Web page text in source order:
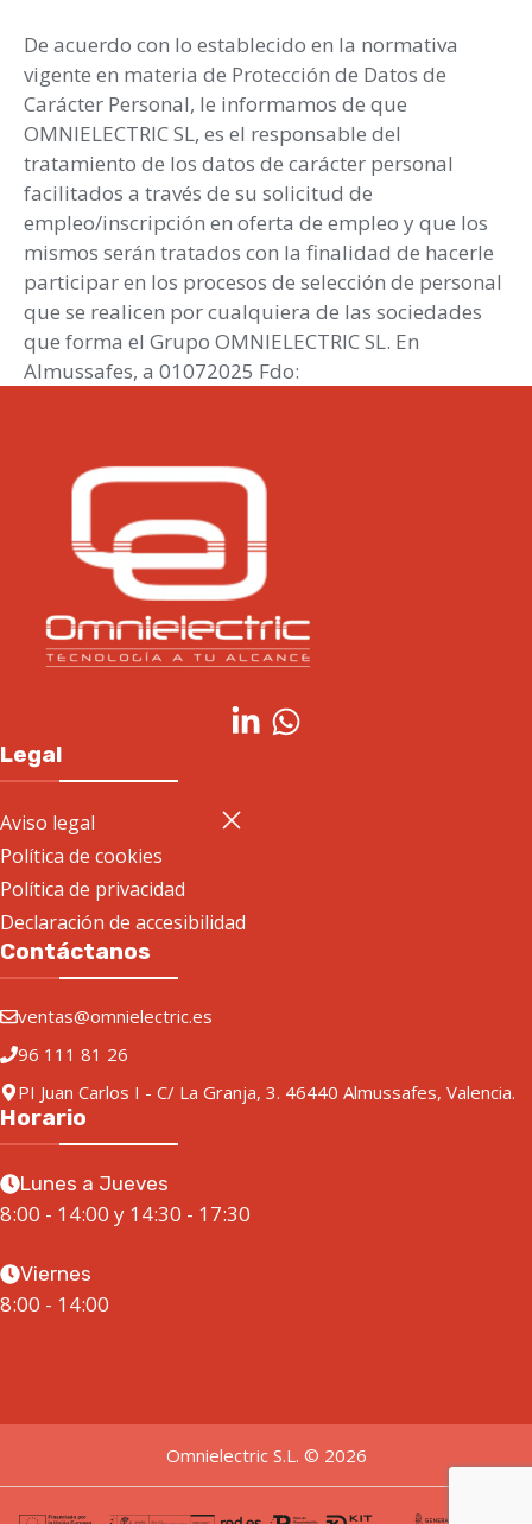
De acuerdo con lo establecido en la normativa
vigente en materia de Protección de Datos de
Carácter Personal, le informamos de que
OMNIELECTRIC SL, es el responsable del
tratamiento de los datos de carácter personal
facilitados a través de su solicitud de
empleo/inscripción en oferta de empleo y que los
mismos serán tratados con la finalidad de hacerle
participar en los procesos de selección de personal
que se realicen por cualquiera de las sociedades
que forma el Grupo OMNIELECTRIC SL. En
Almussafes, a 01072025 Fdo:
Legal
Aviso legal
Política de cookies
Política de privacidad
Declaración de accesibilidad
Contáctanos
ventas@omnielectric.es
96 111 81 26
PI Juan Carlos I - C/ La Granja, 3. 46440 Almussafes, Valencia.
Horario
Lunes a Jueves
8:00 - 14:00 y 14:30 - 17:30
Viernes
8:00 - 14:00
Omnielectric S.L. © 2026